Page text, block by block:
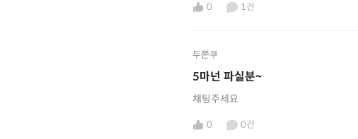
0 1건
두쫀쿠
5마넌 파실분~
채팅주세요
0 0건